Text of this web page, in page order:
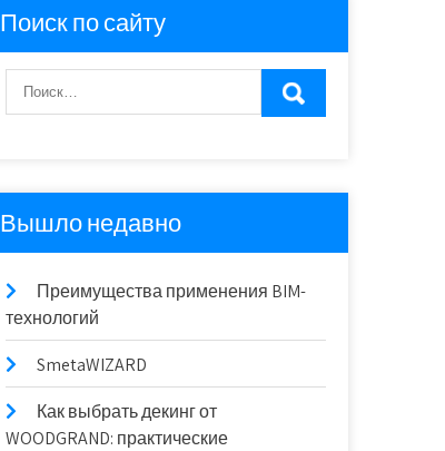
Поиск по сайту
Вышло недавно
Преимущества применения BIM-
технологий
SmetaWIZARD
Как выбрать декинг от
WOODGRAND: практические